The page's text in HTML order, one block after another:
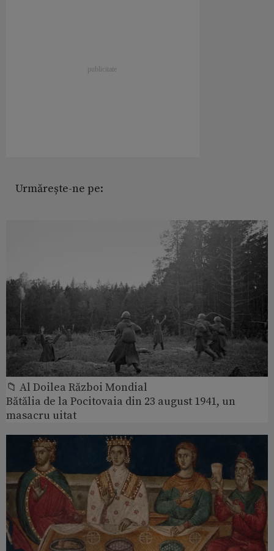
Urmărește-ne pe:
📁 Al Doilea Război Mondial
Bătălia de la Pocitovaia din 23 august 1941, un
masacru uitat